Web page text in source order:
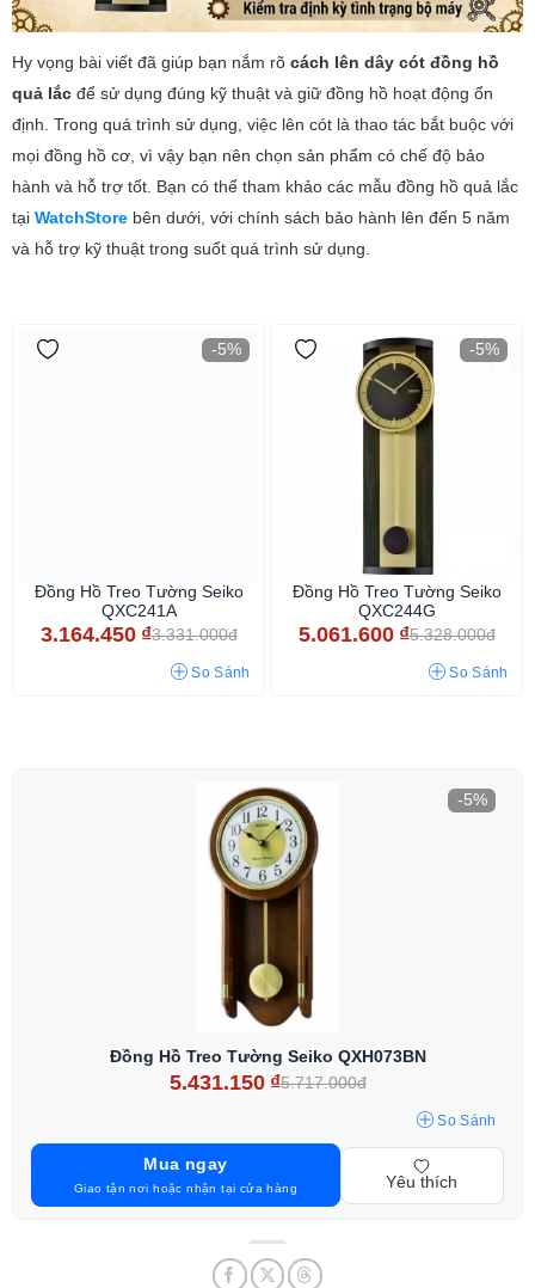
Hy vọng bài viết đã giúp bạn nắm rõ cách lên dây cót đồng hồ
quả lắc để sử dụng đúng kỹ thuật và giữ đồng hồ hoạt động ổn
định. Trong quá trình sử dụng, việc lên cót là thao tác bắt buộc với
mọi đồng hồ cơ, vì vậy bạn nên chọn sản phẩm có chế độ bảo
hành và hỗ trợ tốt. Bạn có thể tham khảo các mẫu đồng hồ quả lắc
tại WatchStore bên dưới, với chính sách bảo hành lên đến 5 năm
và hỗ trợ kỹ thuật trong suốt quá trình sử dụng.
-5%
Đồng Hồ Treo Tường Seiko
QXC241A
3.164.450 ₫3.331.000đ
So Sánh
-5%
Đồng Hồ Treo Tường Seiko
QXC244G
5.061.600 ₫5.328.000đ
So Sánh
-5%
Đồng Hồ Treo Tường Seiko QXH073BN
5.431.150 ₫5.717.000đ
So Sánh
Mua ngay
Giao tận nơi hoặc nhận tại cửa hàng Yêu thích